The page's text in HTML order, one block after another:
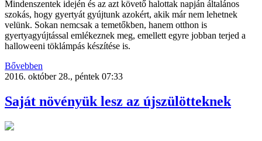
Mindenszentek idején és az azt követő halottak napján általános
szokás, hogy gyertyát gyújtunk azokért, akik már nem lehetnek
velünk. Sokan nemcsak a temetőkben, hanem otthon is
gyertyagyújtással emlékeznek meg, emellett egyre jobban terjed a
halloweeni töklámpás készítése is.
Bővebben
2016. október 28., péntek 07:33
Saját növényük lesz az újszülötteknek